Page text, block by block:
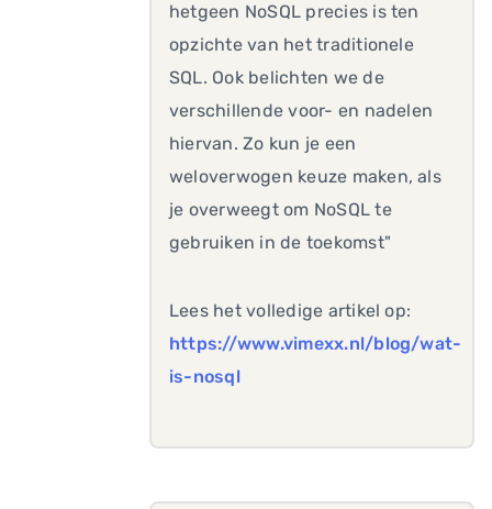
hetgeen NoSQL precies is ten
opzichte van het traditionele
SQL. Ook belichten we de
verschillende voor- en nadelen
hiervan. Zo kun je een
weloverwogen keuze maken, als
je overweegt om NoSQL te
gebruiken in de toekomst"
Lees het volledige artikel op:
https://www.vimexx.nl/blog/wat-
is-nosql